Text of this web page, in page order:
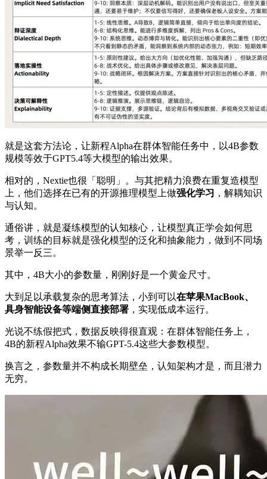
就是这套方法论，让新程Alpha在群体智能任务中，以4B参数
规模等效于GPT5.4等大模型的输出效果。
相对的，Nextie也很「聪明」。与其把精力浪费在重复造模型
上，他们选择在已有的开源推理模型上做强化学习 ，解耦知识
与认知。
通俗讲，就是凝练模型的认知核心，让模型真正学会如何思
考，训练的目标就是强化模型的泛化和抽象能力，做到不同场
景举一反三。
其中，4B大小的参数量，刚刚好是一个黄金尺寸。
大到足以承载复杂的思考算法，小到可以在苹果MacBook、
具身智能设备等端侧直接部署 ，实现低成本运行。
光说不练假把式，数据反映得很直观：在群体智能任务上，
4B的新程Alpha效果不输GPT-5.4这些大参数模型。
换言之，参数量并不构成长期壁垒，认知架构才是，而且潜力
无穷。